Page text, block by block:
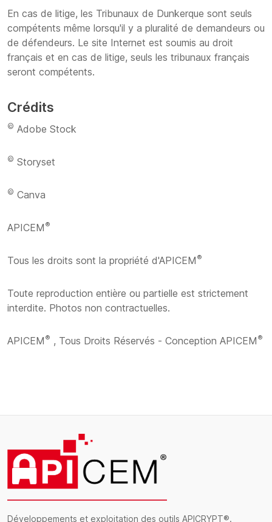
En cas de litige, les Tribunaux de Dunkerque sont seuls
compétents même lorsqu'il y a pluralité de demandeurs ou
de défendeurs. Le site Internet est soumis au droit
français et en cas de litige, seuls les tribunaux français
seront compétents.
Crédits
© Adobe Stock
© Storyset
© Canva
APICEM ®
Tous les droits sont la propriété d'APICEM ®
Toute reproduction entière ou partielle est strictement
interdite. Photos non contractuelles.
APICEM ® , Tous Droits Réservés - Conception APICEM ®
Développements et exploitation des outils APICRYPT®.